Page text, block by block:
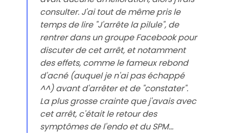
consulter. J'ai tout de même pris le
temps de lire "J'arrête la pilule", de
rentrer dans un groupe Facebook pour
discuter de cet arrêt, et notamment
des effets, comme le fameux rebond
d'acné (auquel je n'ai pas échappé
^^) avant d'arrêter et de "constater".
La plus grosse crainte que j'avais avec
cet arrêt, c'était le retour des
symptômes de l'endo et du SPM...